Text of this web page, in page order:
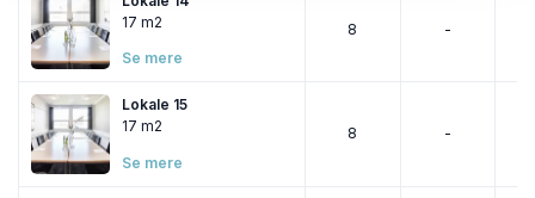
17 m2
Se mere
8 -
Lokale 15
17 m2
Se mere
8 -